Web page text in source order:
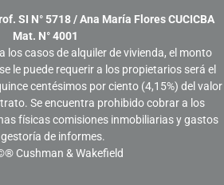
SI N° 5718 / Ana María Flores CUCICBA
Mat. N° 4001
los casos de alquiler de vivienda, el monto
le puede requerir a los propietarios será el
centésimos por ciento (4,15%) del valor
Se encuentra prohibido cobrar a los
físicas comisiones inmobiliarias y gastos
de informes.
Cushman & Wakefield